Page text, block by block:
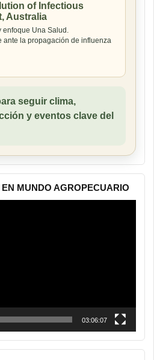
of Infectious
Australia
enfoque Una Salud.
ante la propagación de influenza
seguir clima,
y eventos clave del
MUNDO AGROPECUARIO
03:06:07